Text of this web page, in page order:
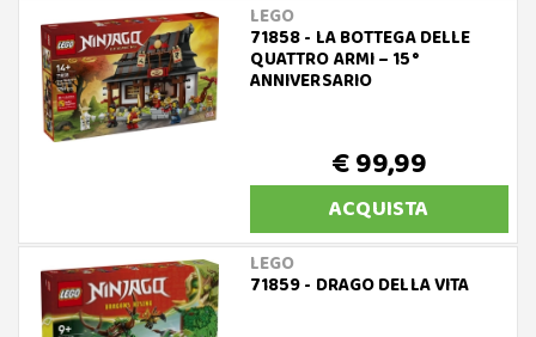
LEGO
71858 - LA BOTTEGA DELLE
QUATTRO ARMI – 15°
ANNIVERSARIO
€ 99,99
ACQUISTA
LEGO
71859 - DRAGO DELLA VITA